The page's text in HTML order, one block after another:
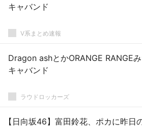
キャバンド
V系まとめ速報
Dragon ashとかORANGE RANGE
キャバンド
ラウドロッカーズ
【日向坂46】富田鈴花、ポカに昨日